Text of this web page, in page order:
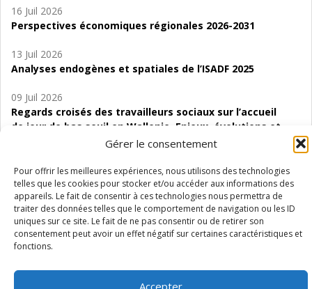
Gérer le consentement
Pour offrir les meilleures expériences, nous utilisons des technologies
telles que les cookies pour stocker et/ou accéder aux informations des
appareils. Le fait de consentir à ces technologies nous permettra de
traiter des données telles que le comportement de navigation ou les ID
uniques sur ce site. Le fait de ne pas consentir ou de retirer son
consentement peut avoir un effet négatif sur certaines caractéristiques et
fonctions.
Accepter
16 Juil 2026
Perspectives économiques régionales 2026-2031
13 Juil 2026
Analyses endogènes et spatiales de l’ISADF 2025
09 Juil 2026
Regards croisés des travailleurs sociaux sur l’accueil
de jour de bas seuil en Wallonie. Enjeux, évolutions et
06 Juil 2026
Étude d’évaluabilité des Structures
d’accompagnement à l’autocréation d’emploi (SAACE)
01 Juil 2026
Pénurie du personnel infirmier :quels indicateurs
Wallonie ?